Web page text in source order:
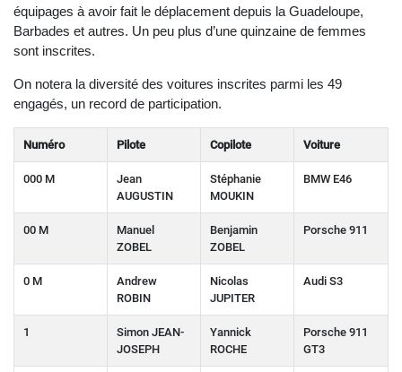
équipages à avoir fait le déplacement depuis la Guadeloupe,
Barbades et autres. Un peu plus d’une quinzaine de femmes
sont inscrites.
On notera la diversité des voitures inscrites parmi les 49
engagés, un record de participation.
Numéro Pilote Copilote Voiture
000 M
Jean
AUGUSTIN
Stéphanie
MOUKIN
BMW E46
00 M
Manuel
ZOBEL
Benjamin
ZOBEL
Porsche 911
0 M
Andrew
ROBIN
Nicolas
JUPITER
Audi S3
1
Simon JEAN-
JOSEPH
Yannick
ROCHE
Porsche 911
GT3